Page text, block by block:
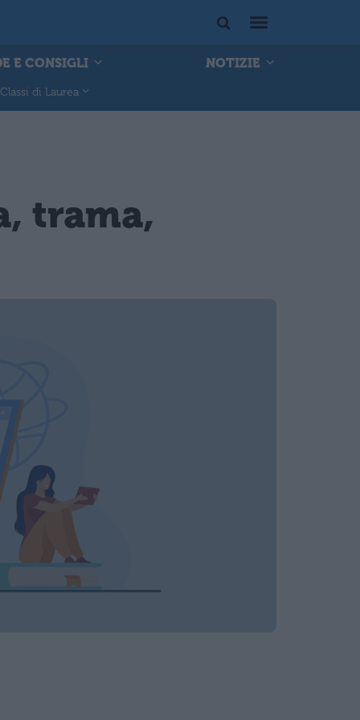
E CONSIGLI NOTIZIE
Classi di Laurea
trama,